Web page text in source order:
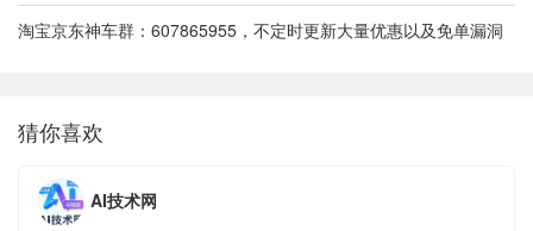
淘宝京东神车群：607865955，不定时更新大量优惠以及免单漏洞
猜你喜欢
AI技术网